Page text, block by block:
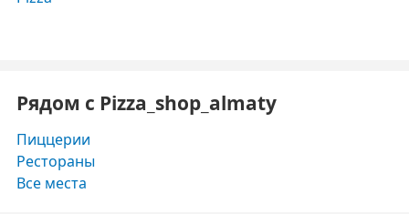
Рядом с Pizza_shop_almaty
Пиццерии
Рестораны
Все места